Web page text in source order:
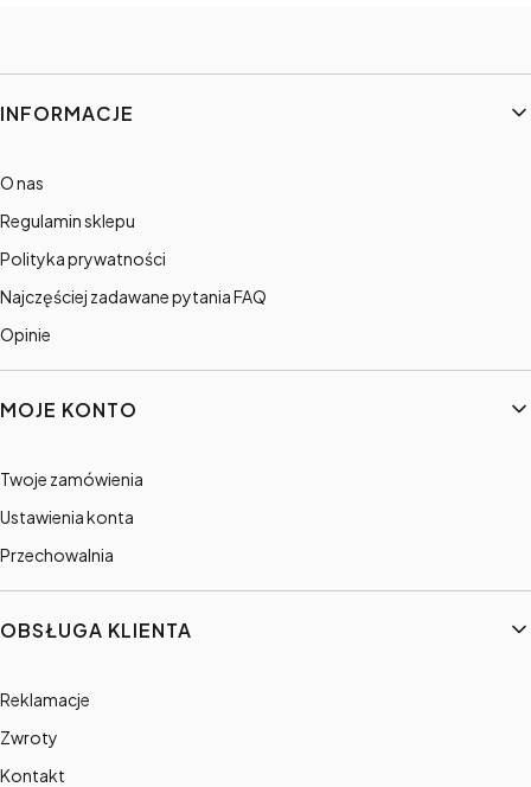
Linki w stopce
INFORMACJE
O nas
Regulamin sklepu
Polityka prywatności
Najczęściej zadawane pytania FAQ
Opinie
MOJE KONTO
Twoje zamówienia
Ustawienia konta
Przechowalnia
OBSŁUGA KLIENTA
Reklamacje
Zwroty
Kontakt